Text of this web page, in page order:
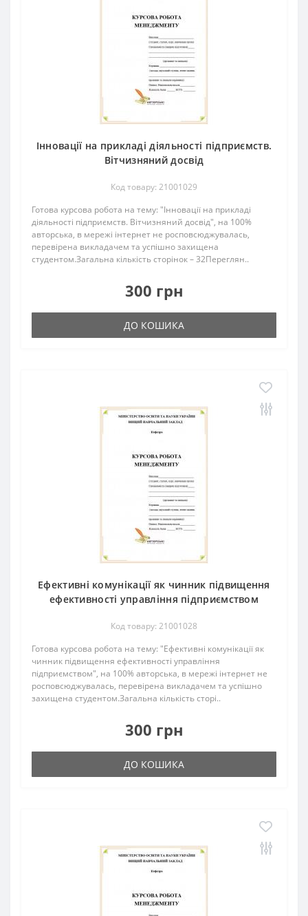
Інновації на прикладі діяльності підприємств.
Вітчизняний досвід
Код товару: 21001029
Готова курсова робота на тему: "Інновації на прикладі
діяльності підприємств. Вітчизняний досвід", на 100%
авторська, в мережі інтернет не росповсюджувалась,
перевірена викладачем та успішно захищена
студентом.Загальна кількість сторінок – 32Переглян..
300 грн
ДО КОШИКА
Ефективні комунікації як чинник підвищення
ефективності управління підприємством
Код товару: 21001028
Готова курсова робота на тему: "Ефективні комунікації як
чинник підвищення ефективності управління
підприємством", на 100% авторська, в мережі інтернет не
росповсюджувалась, перевірена викладачем та успішно
захищена студентом.Загальна кількість сторі..
300 грн
ДО КОШИКА